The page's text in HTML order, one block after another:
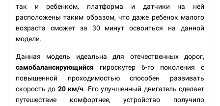
так и ребенком, платформа и датчики на ней
расположены таким образом, что даже ребенок малого
возраста сможет за 30 минут освоиться на данной
модели.
Данная модель идеальна для отечественных дорог,
самобалансирующийся гироскутер 6-го поколения с
повышенной проходимостью способен развивать
скорость до 20 км/ч. Его улучшенный двигатель сделает
путешествие комфортнее, устройство получило